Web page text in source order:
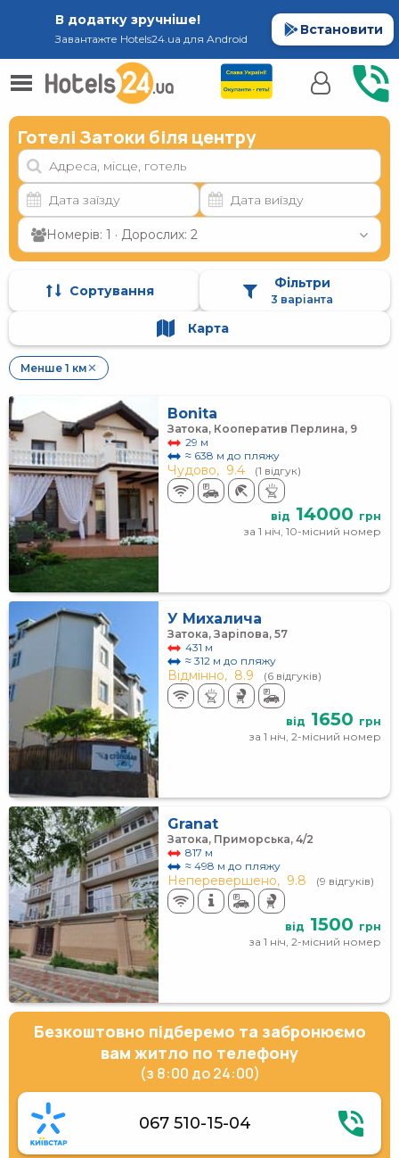
В додатку зручніше!
Завантажте Hotels24.ua для Android
Встановити
Готелі Затоки біля центру
Номерів: 1 · Дорослих: 2
Сортування Фільтри
3 варіанта
Карта
Менше 1 км ✕
Bonita
Затока, Кооператив Перлина, 9
29 м
≈ 638 м до пляжу
Чудово, 9.4 (1 відгук)
від 14000 грн
за 1 ніч, 10-місний номер
У Михалича
Затока, Заріпова, 57
431 м
≈ 312 м до пляжу
Відмінно, 8.9 (6 відгуків)
від 1650 грн
за 1 ніч, 2-місний номер
Granat
Затока, Приморська, 4/2
817 м
≈ 498 м до пляжу
Неперевершено, 9.8 (9 відгуків)
від 1500 грн
за 1 ніч, 2-місний номер
Безкоштовно підберемо та забронюємо
вам житло по телефону
(з 8:00 до 24:00)
067 510-15-04